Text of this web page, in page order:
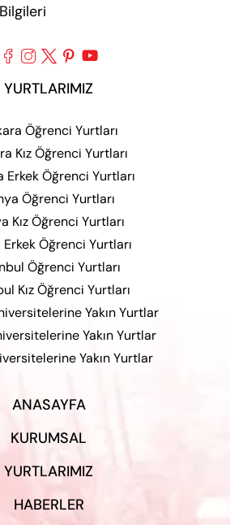
    
YURTLARIMIZ
Öğrenci Yurtları
Kız Öğrenci Yurtları
Erkek Öğrenci Yurtları
Öğrenci Yurtları
Kız Öğrenci Yurtları
Erkek Öğrenci Yurtları
Öğrenci Yurtları
Kız Öğrenci Yurtları
Yakın Yurtlar
Yakın Yurtlar
Yakın Yurtlar
ANASAYFA
KURUMSAL
YURTLARIMIZ
HABERLER